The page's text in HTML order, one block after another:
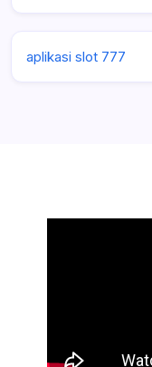
aplikasi slot 777